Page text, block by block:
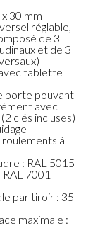
30 mm
réglable,
de 3
et de 3
tablette
porte pouvant
avec
clés incluses)
à
: RAL 5015
7001
par tiroir : 35
maximale :